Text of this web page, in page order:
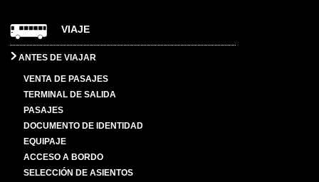
VIAJE
ANTES DE VIAJAR
VENTA DE PASAJES
TERMINAL DE SALIDA
PASAJES
DOCUMENTO DE IDENTIDAD
EQUIPAJE
ACCESO A BORDO
SELECCIÓN DE ASIENTOS